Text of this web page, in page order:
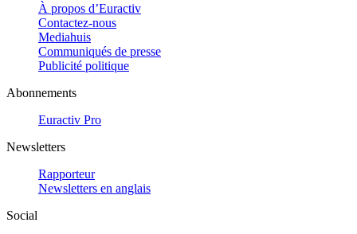
À propos d’Euractiv
Contactez-nous
Mediahuis
Communiqués de presse
Publicité politique
Abonnements
Euractiv Pro
Newsletters
Rapporteur
Newsletters en anglais
Social